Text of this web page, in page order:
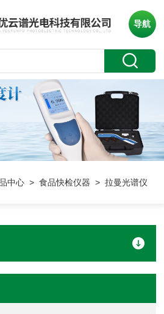
导航
中心 >食品快检仪器 > 拉曼光谱仪